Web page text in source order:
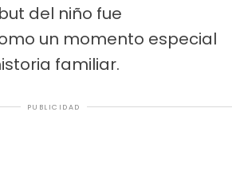
del niño fue
un momento especial
familiar.
PUBLICIDAD